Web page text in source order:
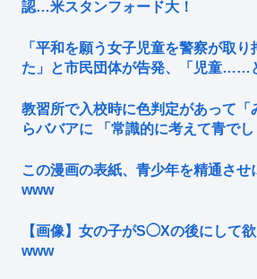
認…米スタンフォード大！
「平和を願う女子児童を警察が取
た」と市民団体が告発、「児童……
教習所で入校時に色判定があって「
らババアに 「常識的に考えて青で
この漫画の表紙、青少年を精通させ
www
【画像】女の子がS◯Xの後にして
www